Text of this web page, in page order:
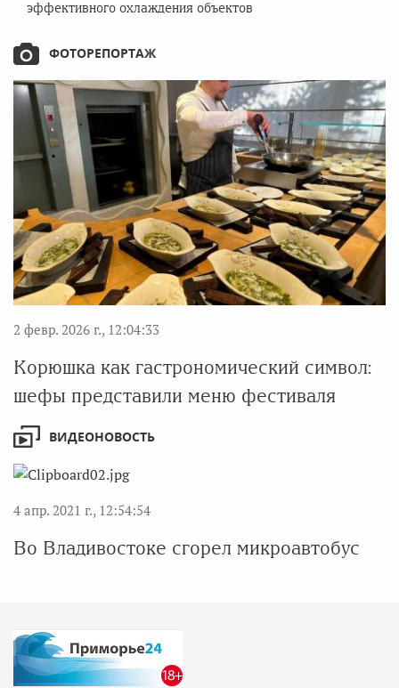
эффективного охлаждения объектов
ФОТОРЕПОРТАЖ
2 февр. 2026 г., 12:04:33
Корюшка как гастрономический символ:
шефы представили меню фестиваля
ВИДЕОНОВОСТЬ
4 апр. 2021 г., 12:54:54
Во Владивостоке сгорел микроавтобус